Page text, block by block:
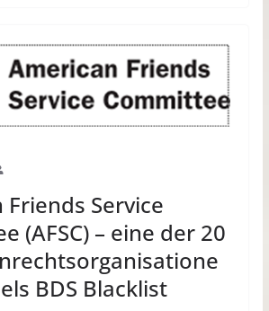
Service
(AFSC) – eine der 20
BDS Blacklist